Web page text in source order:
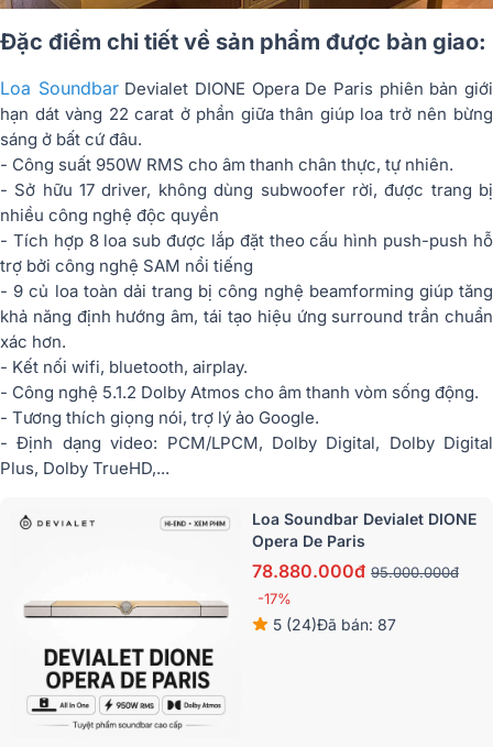
Đặc điểm chi tiết về sản phẩm được bàn giao:
Loa SoundbarDevialet DIONE Opera De Paris phiên bản giới
hạn dát vàng 22 carat ở phần giữa thân giúp loa trở nên bừng
sáng ở bất cứ đâu.
- Công suất 950W RMS cho âm thanh chân thực, tự nhiên.
- Sở hữu 17 driver, không dùng subwoofer rời, được trang bị
nhiều công nghệ độc quyền
- Tích hợp 8 loa sub được lắp đặt theo cấu hình push-push hỗ
trợ bởi công nghệ SAM nổi tiếng
- 9 củ loa toàn dải trang bị công nghệ beamforming giúp tăng
khả năng định hướng âm, tái tạo hiệu ứng surround trần chuẩn
xác hơn.
- Kết nối wifi, bluetooth, airplay.
- Công nghệ 5.1.2 Dolby Atmos cho âm thanh vòm sống động.
- Tương thích giọng nói, trợ lý ảo Google.
- Định dạng video: PCM/LPCM, Dolby Digital, Dolby Digital
Plus, Dolby TrueHD,...
Loa Soundbar Devialet DIONE
Opera De Paris
78.880.000đ 95.000.000đ
-17%
5 (24)Đã bán: 87